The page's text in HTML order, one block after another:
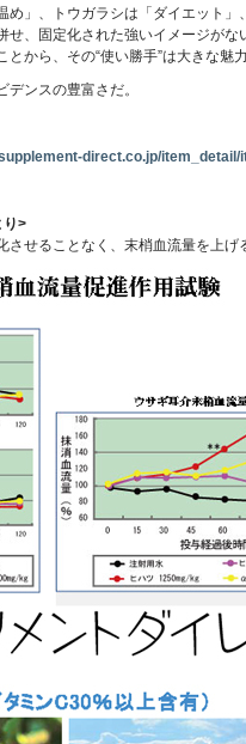
め」、トウガラシは「ダイエット
せ、固定化された強いイメージが
から、その“使い勝手”は大きな魅力
ンスの豊富さだ。
direct.co.jp/item_detail/
り>
せることなく、末梢血流量を上げ